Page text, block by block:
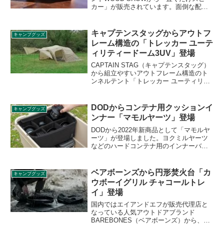
カー」が販売されています。面倒な配線
ピーカーで迫力のあるサウンドを楽しめ
るため、アウトドアにもぴったりです。
詳細をレビューします。
キャンプグッズ
キャプテンスタッグからアウトフ
レーム構造の「トレッカー ユーテ
ィリティードーム3UV」登場
CAPTAIN STAG（キャプテンスタッグ）
から組立やすいアウトフレーム構造のト
ンネルテント「トレッカー ユーティリテ
えます。詳細をレビューします。
キャンプグッズ
DODからコンテナ用クッションイ
ンナー「マモルヤーツ」登場
DODから2022年新商品として「マモルヤ
ーツ」が登場しました。ヨクミルヤーツ
などのハードコンテナ用のインナーバッ
きます。詳細をレビューします。
キャンプグッズ
ベアボーンズから円形焚火台「カ
ウボーイグリル チャコールトレ
イ」登場
国内ではエイアンドエフが販売代理店と
なっている人気アウトドアブランド
BAREBONES（ベアボーンズ）から、新